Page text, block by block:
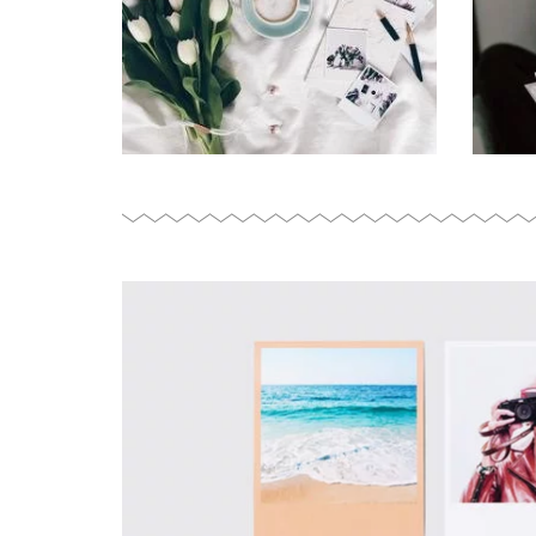
@minimaliving: Hello Spring! 🌷💚💕 In